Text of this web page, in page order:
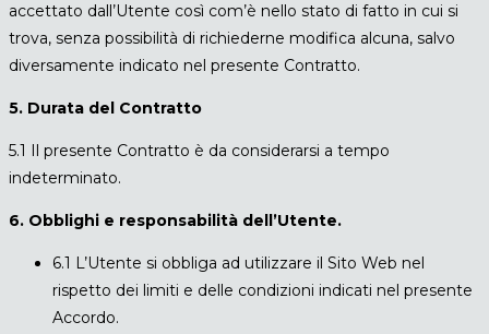
accettato dall’Utente così com’è nello stato di fatto in cui si
trova, senza possibilità di richiederne modifica alcuna, salvo
diversamente indicato nel presente Contratto.
5. Durata del Contratto
5.1 Il presente Contratto è da considerarsi a tempo
indeterminato.
6. Obblighi e responsabilità dell’Utente.
6.1 L’Utente si obbliga ad utilizzare il Sito Web nel
rispetto dei limiti e delle condizioni indicati nel presente
Accordo.